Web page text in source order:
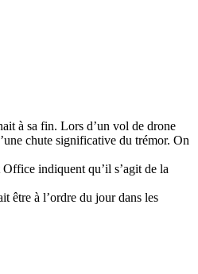
à sa fin. Lors d’un vol de drone
chute significative du trémor. On
indiquent qu’il s’agit de la
être à l’ordre du jour dans les